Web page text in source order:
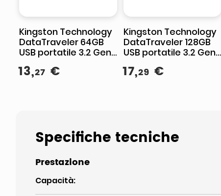
Kingston Technology
DataTraveler 64GB
USB portatile 3.2 Gen 1
Exodia Nero
13,27 €
Kingston Technology
DataTraveler 128GB
USB portatile 3.2 Gen 1
17,29 €
Specifiche tecniche
Prestazione
Capacità: